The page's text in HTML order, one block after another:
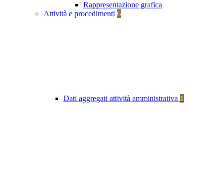
Rappresentazione grafica
Attività e procedimenti 6
Dati aggregati attività amministrativa 1